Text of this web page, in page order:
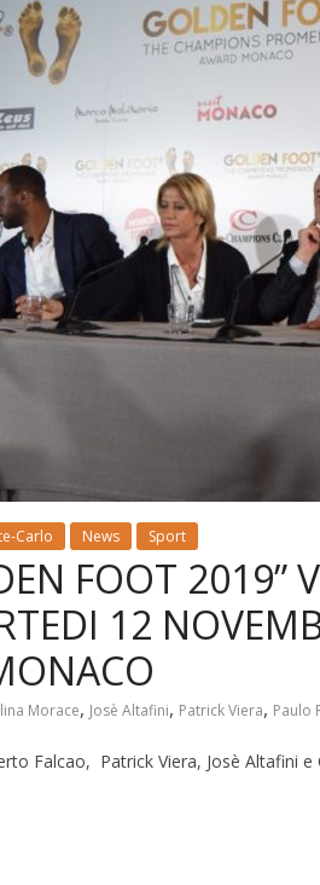
Carlo News Sport
FOOT 2019”
12
Morace, Josè Altafini, Patrick Viera, Paulo
Falcao, Patrick Viera, Josè